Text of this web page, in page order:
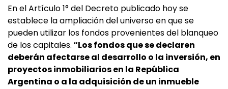
En el Artículo 1° del Decreto publicado hoy se
establece la ampliación del universo en que se
pueden utilizar los fondos provenientes del blanqueo
de los capitales.“Los fondos que se declaren
deberán afectarse al desarrollo o la inversión, en
proyectos inmobiliarios en la República
Argentina o a la adquisición de un inmueble